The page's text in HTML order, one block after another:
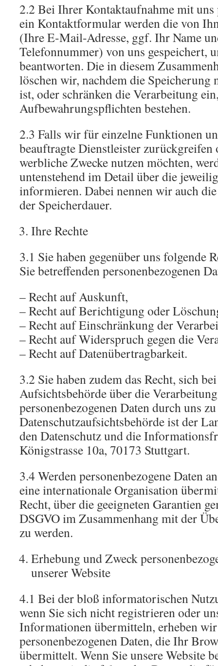
2.2 Bei Ihrer Kontaktaufnahme mit
ein Kontaktformular werden die von
(Ihre E-Mail-Adresse, ggf. Ihr Name
Telefonnummer) von uns gespeichert,
beantworten. Die in diesem
löschen wir, nachdem die
ist, oder schränken die Verarbeitung
Aufbewahrungspflichten bestehen.
2.3 Falls wir für einzelne Funktionen
beauftragte Dienstleister
werbliche Zwecke nutzen möchten,
untenstehend im Detail über die
informieren. Dabei nennen wir auch
der Speicherdauer.
Ihre Rechte
3.1 Sie haben gegenüber uns folgende
Sie betreffenden personenbezogenen
– Recht auf Auskunft,
– Recht auf Berichtigung oder
– Recht auf Einschränkung der
– Recht auf Widerspruch gegen die
– Recht auf Datenübertragbarkeit.
3.2 Sie haben zudem das Recht, sich
Aufsichtsbehörde über die
personenbezogenen Daten durch uns
Datenschutzaufsichtsbehörde ist der
den Datenschutz und die
Königstrasse 10a, 70173 Stuttgart.
3.4 Werden personenbezogene Daten
eine internationale Organisation
Recht, über die geeigneten Garantien
DSGVO im Zusammenhang mit der
zu werden.
Erhebung und Zweck
unserer Website
4.1 Bei der bloß informatorischen
wenn Sie sich nicht registrieren oder
Informationen übermitteln, erheben
personenbezogenen Daten, die Ihr
übermittelt. Wenn Sie unsere Website